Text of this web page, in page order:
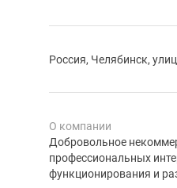
Россия, Челябинск,
О компании
Добровольное
профессиональных
функционирования и